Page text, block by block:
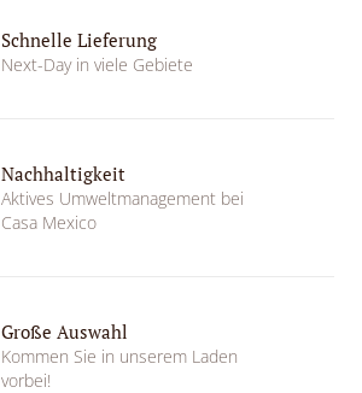
Schnelle Lieferung
Next-Day in viele Gebiete
Nachhaltigkeit
Aktives Umweltmanagement bei
Casa Mexico
Große Auswahl
Kommen Sie in unserem Laden
vorbei!